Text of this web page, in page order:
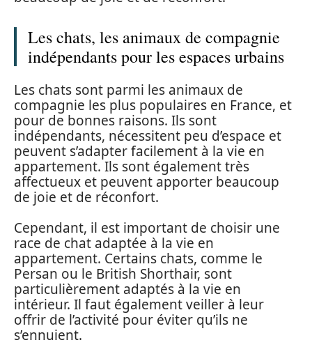
Les chats, les animaux de compagnie
indépendants pour les espaces urbains
Les chats sont parmi les animaux de
compagnie les plus populaires en France, et
pour de bonnes raisons. Ils sont
indépendants, nécessitent peu d’espace et
peuvent s’adapter facilement à la vie en
appartement. Ils sont également très
affectueux et peuvent apporter beaucoup
de joie et de réconfort.
Cependant, il est important de choisir une
race de chat adaptée à la vie en
appartement. Certains chats, comme le
Persan ou le British Shorthair, sont
particulièrement adaptés à la vie en
intérieur. Il faut également veiller à leur
offrir de l’activité pour éviter qu’ils ne
s’ennuient.